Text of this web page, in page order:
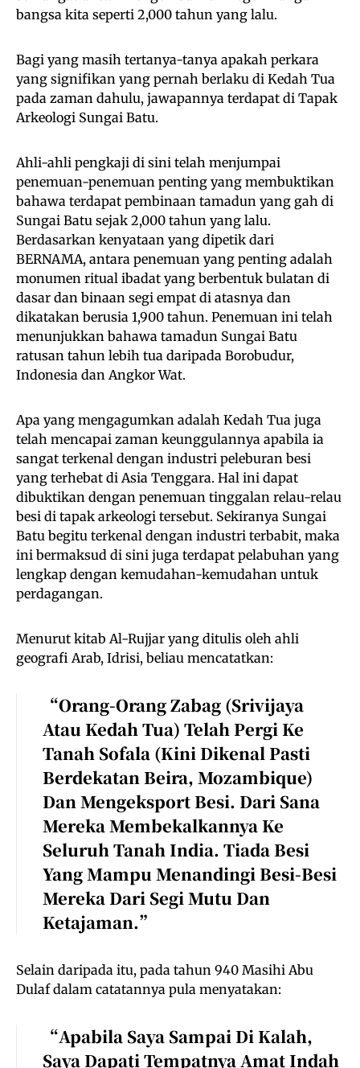
bangsa kita seperti 2,000 tahun yang lalu.
Bagi yang masih tertanya-tanya apakah perkara
yang signifikan yang pernah berlaku di Kedah Tua
pada zaman dahulu, jawapannya terdapat di Tapak
Arkeologi Sungai Batu.
Ahli-ahli pengkaji di sini telah menjumpai
penemuan-penemuan penting yang membuktikan
bahawa terdapat pembinaan tamadun yang gah di
Sungai Batu sejak 2,000 tahun yang lalu.
Berdasarkan kenyataan yang dipetik dari
BERNAMA, antara penemuan yang penting adalah
monumen ritual ibadat yang berbentuk bulatan di
dasar dan binaan segi empat di atasnya dan
dikatakan berusia 1,900 tahun. Penemuan ini telah
menunjukkan bahawa tamadun Sungai Batu
ratusan tahun lebih tua daripada Borobudur,
Indonesia dan Angkor Wat.
Apa yang mengagumkan adalah Kedah Tua juga
telah mencapai zaman keunggulannya apabila ia
sangat terkenal dengan industri peleburan besi
yang terhebat di Asia Tenggara. Hal ini dapat
dibuktikan dengan penemuan tinggalan relau-relau
besi di tapak arkeologi tersebut. Sekiranya Sungai
Batu begitu terkenal dengan industri terbabit, maka
ini bermaksud di sini juga terdapat pelabuhan yang
lengkap dengan kemudahan-kemudahan untuk
perdagangan.
Menurut kitab Al-Rujjar yang ditulis oleh ahli
geografi Arab, Idrisi, beliau mencatatkan:
“Orang-Orang Zabag (Srivijaya
Atau Kedah Tua) Telah Pergi Ke
Tanah Sofala (kini Dikenal Pasti
Berdekatan Beira, Mozambique)
Dan Mengeksport Besi. Dari Sana
Mereka Membekalkannya Ke
Seluruh Tanah India. Tiada Besi
Yang Mampu Menandingi Besi-Besi
Mereka Dari Segi Mutu Dan
Ketajaman.”
Selain daripada itu, pada tahun 940 Masihi Abu
Dulaf dalam catatannya pula menyatakan:
“Apabila Saya Sampai Di Kalah,
Saya Dapati Tempatnya Amat Indah